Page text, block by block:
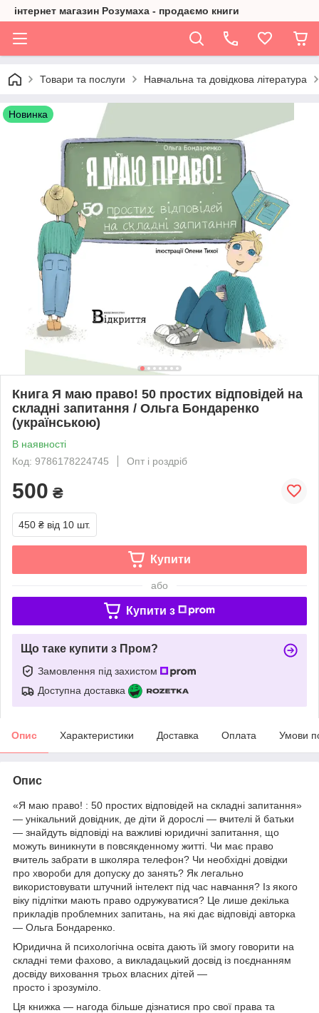
інтернет магазин Розумаха - продаємо книги
Товари та послуги Навчальна та довідкова література
Новинка
Книга Я маю право! 50 простих відповідей на
складні запитання / Ольга Бондаренко
(українською)
В наявності
Код: 9786178224745
Опт і роздріб
500 ₴
450 ₴ від 10 шт.
Купити
або
Купити з
Що таке купити з Пром?
Замовлення під захистом
Доступна доставка
Опис Характеристики Доставка Оплата Умови
Опис
«Я маю право! : 50 простих відповідей на складні запитання»
— унікальний довідник, де діти й дорослі — вчителі й батьки
— знайдуть відповіді на важливі юридичні запитання, що
можуть виникнути в повсякденному житті. Чи має право
вчитель забрати в школяра телефон? Чи необхідні довідки
про хвороби для допуску до занять? Як легально
використовувати штучний інтелект під час навчання? Із якого
віку підлітки мають право одружуватися? Це лише декілька
прикладів проблемних запитань, на які дає відповіді авторка
— Ольга Бондаренко.
Юридична й психологічна освіта дають їй змогу говорити на
складні теми фахово, а викладацький досвід із поєднанням
досвіду виховання трьох власних дітей —
просто і зрозуміло.
Ця книжка — нагода більше дізнатися про свої права та